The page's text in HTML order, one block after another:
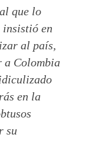
que lo
insistió en
al país,
a Colombia
en la
su